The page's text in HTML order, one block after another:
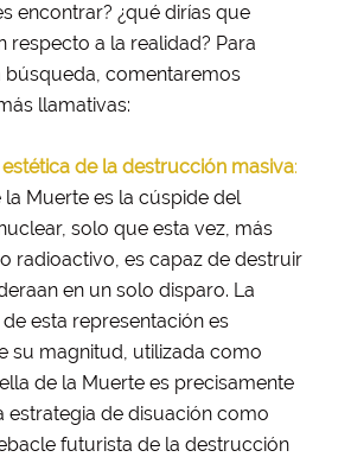
encontrar? ¿qué dirías que
respecto a la realidad? Para
búsqueda, comentaremos
llamativas:
de la destrucción masiva:
la Muerte es la cúspide del
solo que esta vez, más
radioactivo, es capaz de destruir
en un solo disparo. La
esta representación es
su magnitud, utilizada como
de la Muerte es precisamente
estrategia de disuación como
futurista de la destrucción